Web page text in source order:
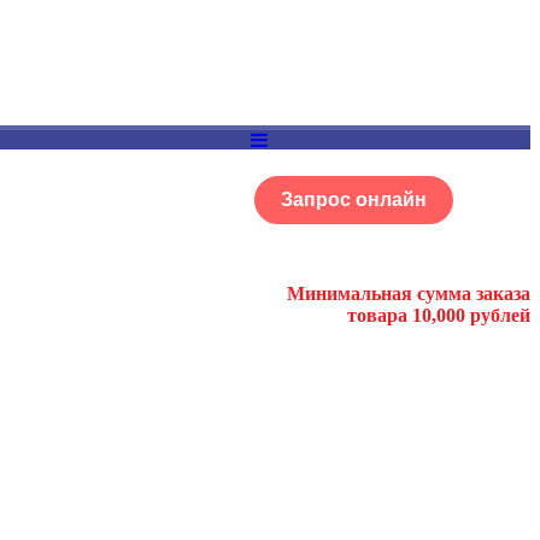
Запрос онлайн
Минимальная сумма заказа
товара 10,000 рублей